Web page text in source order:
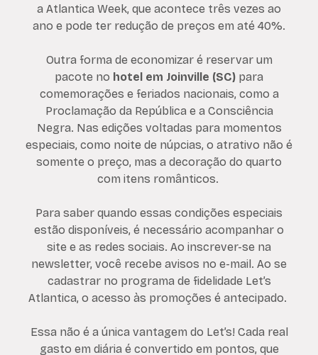
a Atlantica Week, que acontece três vezes ao
ano e pode ter redução de preços em até 40%.
Outra forma de economizar é reservar um
pacote no hotel em Joinville (SC) para
comemorações e feriados nacionais, como a
Proclamação da República e a Consciência
Negra. Nas edições voltadas para momentos
especiais, como noite de núpcias, o atrativo não é
somente o preço, mas a decoração do quarto
com itens românticos.
Para saber quando essas condições especiais
estão disponíveis, é necessário acompanhar o
site e as redes sociais. Ao inscrever-se na
newsletter, você recebe avisos no e-mail. Ao se
cadastrar no programa de fidelidade Let’s
Atlantica, o acesso às promoções é antecipado.
Essa não é a única vantagem do Let’s! Cada real
gasto em diária é convertido em pontos, que